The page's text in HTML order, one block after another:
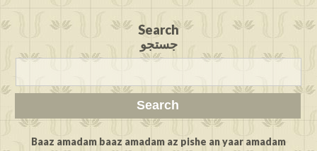
Search
جستجو
Baaz amadam baaz amadam az pishe an yaar amadam